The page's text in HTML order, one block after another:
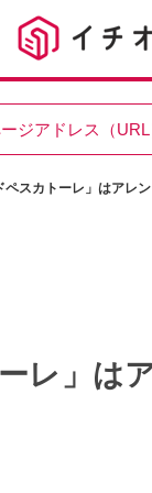
ジアドレス（
ペスカトーレ」はアレ
レ」は